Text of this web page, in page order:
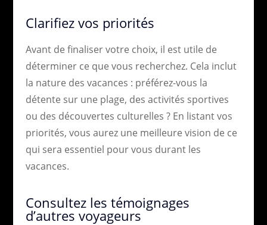
Clarifiez vos priorités
Avant de finaliser votre choix, il est utile de
déterminer ce que vous recherchez. Cela inclut
la nature des vacances : préférez-vous la
détente sur une plage, des activités sportives
ou des découvertes culturelles ? En listant vos
priorités, vous aurez une meilleure vision de ce
qui sera essentiel pour vous durant les
vacances.
Consultez les témoignages
d’autres voyageurs